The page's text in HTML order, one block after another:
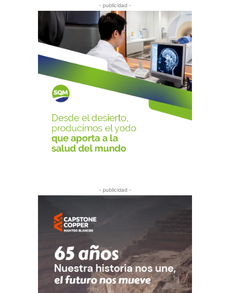
- publicidad -
- publicidad -